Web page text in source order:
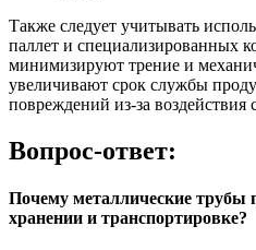
Также следует учитывать
паллет и специализированных
минимизируют трение и
увеличивают срок службы
повреждений из-за воздействия
Вопрос-ответ:
Почему металлические трубы
хранении и транспортировке?